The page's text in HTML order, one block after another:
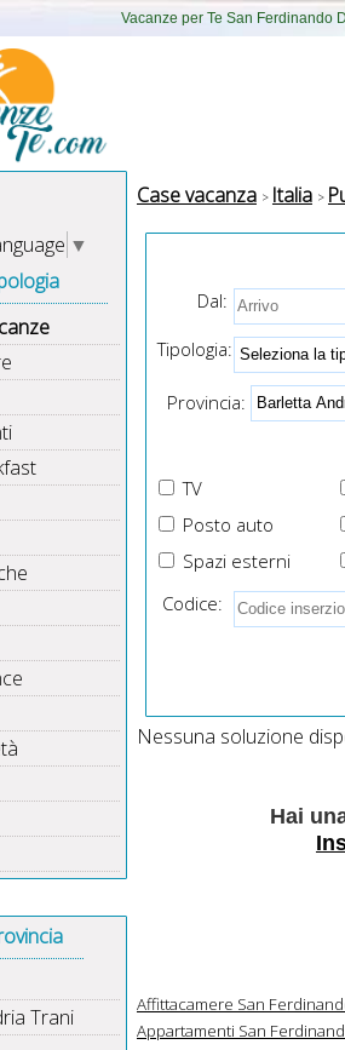
Vacanze per Te San Ferdinando
▼
Trani
Case vacanza Italia
Dal:
Tipologia:
Provincia:
TV
Posto auto
Spazi esterni
Codice:
Nessuna soluzione
Hai
Affittacamere San
Appartamenti San